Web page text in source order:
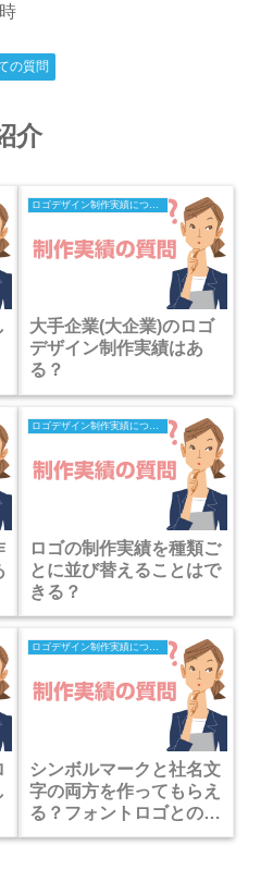
の質問
介
大手企業(大企業)のロゴ
デザイン制作実績はあ
る？
ロゴの制作実績を種類ご
とに並び替えることはで
きる？
ロゴデザイン制作実績についての質問
シンボルマークと社名文
字の両方を作ってもらえ
る？フォントロゴとの違
いは？